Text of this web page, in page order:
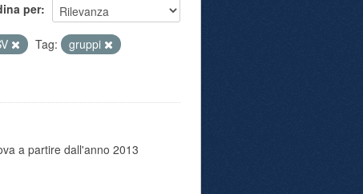
per
Tag:
gruppi
a partire dall'anno 2013